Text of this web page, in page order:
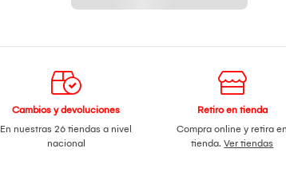
Cambios y devoluciones
En nuestras 26 tiendas a nivel
nacional
Retiro en tienda
Compra online y retira en
tienda.Ver tiendas